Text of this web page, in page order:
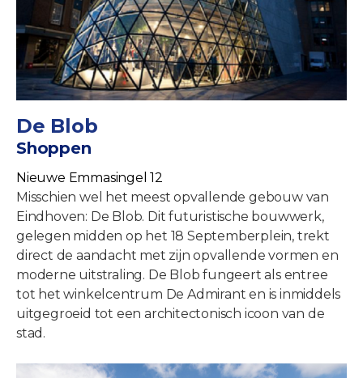
De Blob
Shoppen
Nieuwe Emmasingel 12
Misschien wel het meest opvallende gebouw van
Eindhoven: De Blob. Dit futuristische bouwwerk,
gelegen midden op het 18 Septemberplein, trekt
direct de aandacht met zijn opvallende vormen en
moderne uitstraling. De Blob fungeert als entree
tot het winkelcentrum De Admirant en is inmiddels
uitgegroeid tot een architectonisch icoon van de
stad.